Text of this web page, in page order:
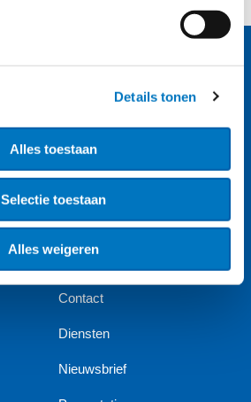
Details tonen
Alles toestaan
Selectie toestaan
Alles weigeren
A-Z index
Contact
Diensten
Nieuwsbrief